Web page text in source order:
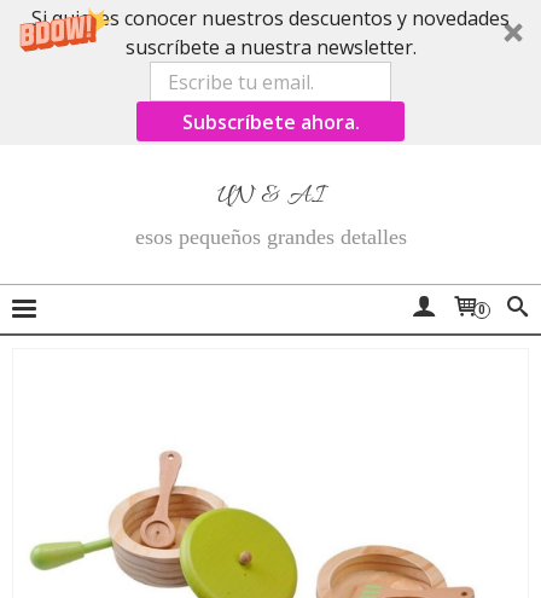
Si quieres conocer nuestros descuentos y novedades
suscríbete a nuestra newsletter.
Subscríbete ahora.
UN & AI
esos pequeños grandes detalles
0